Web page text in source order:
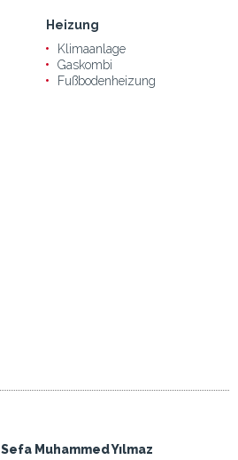
Heizung
Klimaanlage
Gaskombi
Fußbodenheizung
Sefa Muhammed Yılmaz